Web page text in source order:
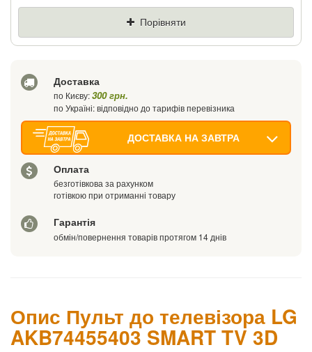
Порівняти
Доставка
по Києву:300 грн.
по Україні: відповідно до тарифів перевізника
ДОСТАВКА НА ЗАВТРА
Оплата
безготівкова за рахунком
готівкою при отриманні товару
Гарантія
обмін/повернення товарів протягом 14 днів
Опис Пульт до телевізора LG
AKB74455403 SMART TV 3D